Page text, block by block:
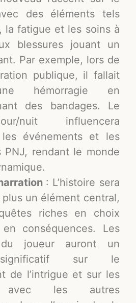
des éléments tels
la fatigue et les soins à
blessures jouant un
Par exemple, lors de
publique, il fallait
hémorragie en
des bandages. Le
nuit influencera
les événements et les
PNJ, rendant le monde
: L’histoire sera
un élément central,
riches en choix
conséquences. Les
du joueur auront un
sur le
de l’intrigue et sur les
avec les autres